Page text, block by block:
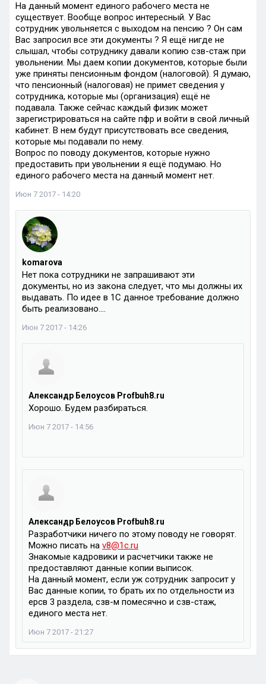
На данный момент единого рабочего места не
существует. Вообще вопрос интересный. У Вас
сотрудник увольняется с выходом на пенсию ? Он сам
Вас запросил все эти документы ? Я ещё нигде не
слышал, чтобы сотруднику давали копию сзв-стаж при
увольнении. Мы даем копии документов, которые были
уже приняты пенсионным фондом (налоговой). Я думаю,
что пенсионный (налоговая) не примет сведения у
сотрудника, которые мы (организация) ещё не
подавала. Также сейчас каждый физик может
зарегистрироваться на сайте пфр и войти в свой личный
кабинет. В нем будут присутствовать все сведения,
которые мы подавали по нему.
Вопрос по поводу документов, которые нужно
предоставить при увольнении я ещё подумаю. Но
единого рабочего места на данный момент нет.
Июн 7 2017 - 14:20
komarova
Нет пока сотрудники не запрашивают эти
документы, но из закона следует, что мы должны их
выдавать. По идее в 1С данное требование должно
быть реализовано….
Июн 7 2017 - 14:26
Александр Белоусов Profbuh8.ru
Хорошо. Будем разбираться.
Июн 7 2017 - 14:56
Александр Белоусов Profbuh8.ru
Разработчики ничего по этому поводу не говорят.
Можно писать на v8@1c.ru
Знакомые кадровики и расчетчики также не
предоставляют данные копии выписок.
На данный момент, если уж сотрудник запросит у
Вас данные копии, то брать их по отдельности из
ерсв 3 раздела, сзв-м помесячно и сзв-стаж,
единого места нет.
Июн 7 2017 - 21:27